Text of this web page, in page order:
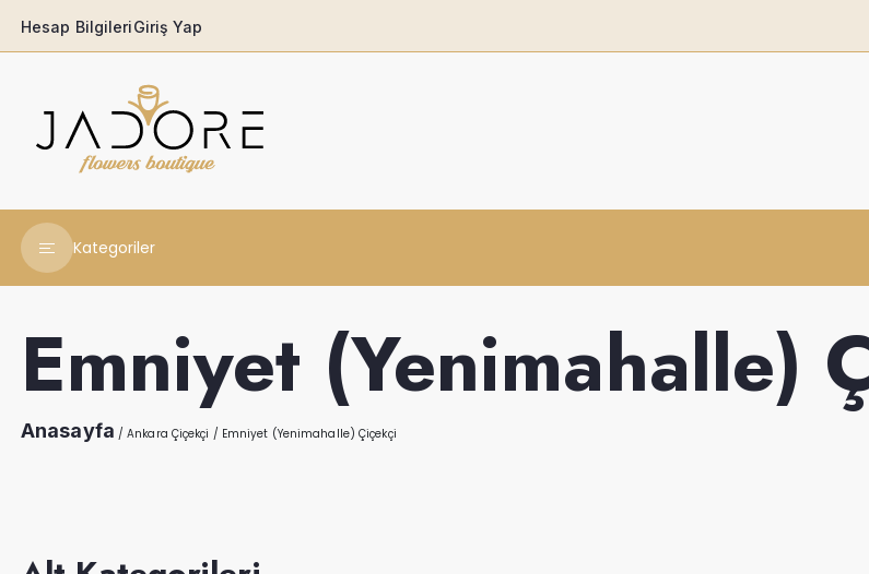
Hesap BilgileriGiriş Yap
Kategoriler
Babaya
Emniyet (Yenimahalle)
Anasayfa / Ankara Çiçekçi / Emniyet (Yenimahalle) Çiçekçi